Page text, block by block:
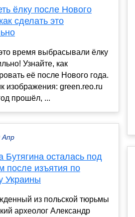
ёлку после Нового
сделать это
время выбрасывали ёлку
Узнайте, как
её после Нового года.
изображения: green.reo.ru
прошёл, ...
Апр
Бутягина осталась под
после изъятия по
Украины
из польской тюрьмы
археолог Александр